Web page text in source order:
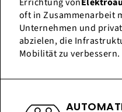
oft in Zusammenarbeit
Unternehmen und
abzielen, die
Mobilität zu verbessern.